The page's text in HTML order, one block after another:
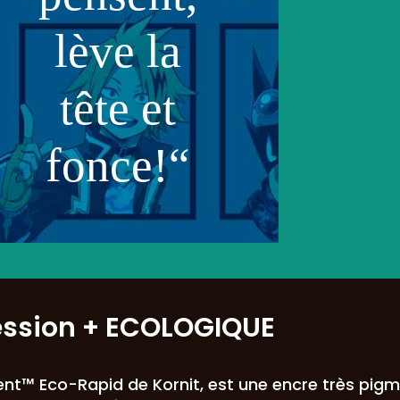
lève la
tête et
fonce!“
+ ECOLOGIQUE
Eco-Rapid de Kornit, est une encre très